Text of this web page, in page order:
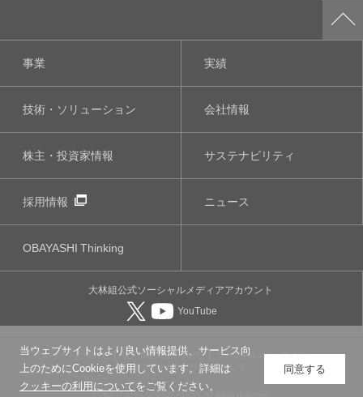
当ウェブサイトはより良い情報提供、サービス向
上のためにCookieを使用しています。詳細は
クッキーの利用についてをご覧ください。
同意する
事業 実績
技術・ソリューション 会社情報
株主・投資家情報 サステナビリティ
採用情報 ニュース
OBAYASHIThinking
大林組公式ソーシャルメディアアカウント
YouTube
このサイトについて 個人情報保護について
ソーシャルメディアポリシー
ウェブアクセシビリティについて
©OBAYASHI CORPORATION, All rights reserved.